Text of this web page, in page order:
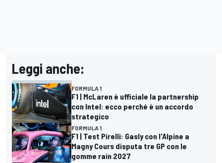
Leggi anche:
FORMULA 1
F1 | McLaren è ufficiale la partnership
con Intel: ecco perché è un accordo
strategico
FORMULA 1
F1 | Test Pirelli: Gasly con l'Alpine a
Magny Cours disputa tre GP con le
gomme rain 2027